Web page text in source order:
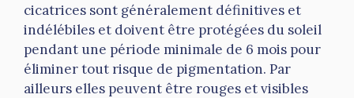
cicatrices sont généralement définitives et
indélébiles et doivent être protégées du soleil
pendant une période minimale de 6 mois pour
éliminer tout risque de pigmentation. Par
ailleurs elles peuvent être rouges et visibles